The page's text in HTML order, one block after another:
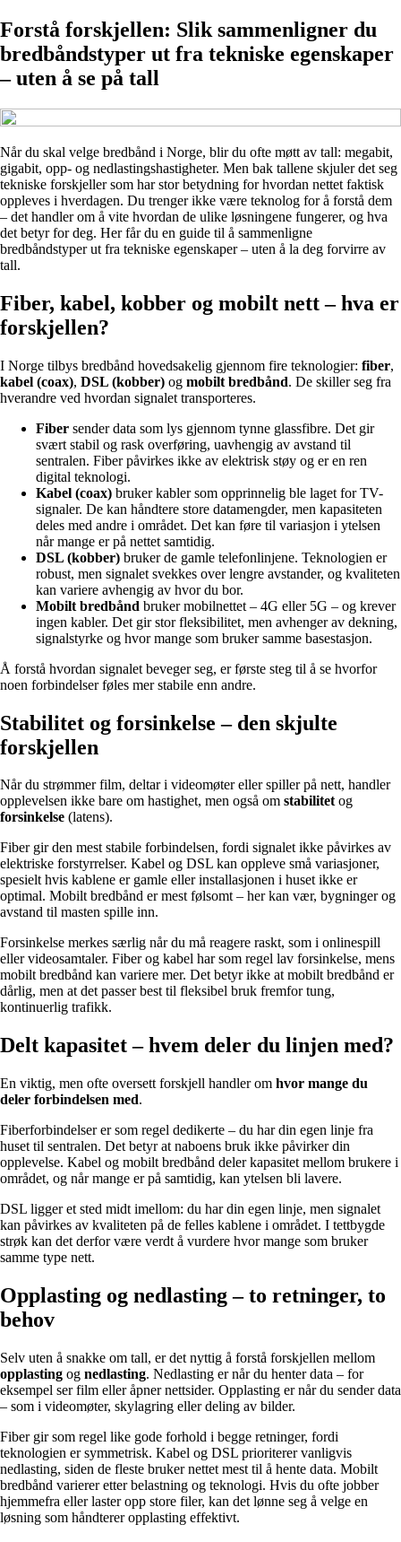
Forstå forskjellen: Slik sammenligner du
bredbåndstyper ut fra tekniske egenskaper
– uten å se på tall
Når du skal velge bredbånd i Norge, blir du ofte møtt av tall: megabit,
gigabit, opp- og nedlastingshastigheter. Men bak tallene skjuler det seg
tekniske forskjeller som har stor betydning for hvordan nettet faktisk
oppleves i hverdagen. Du trenger ikke være teknolog for å forstå dem
– det handler om å vite hvordan de ulike løsningene fungerer, og hva
det betyr for deg. Her får du en guide til å sammenligne
bredbåndstyper ut fra tekniske egenskaper – uten å la deg forvirre av
tall.
Fiber, kabel, kobber og mobilt nett – hva er
forskjellen?
I Norge tilbys bredbånd hovedsakelig gjennom fire teknologier: fiber,
kabel (coax), DSL (kobber) og mobilt bredbånd. De skiller seg fra
hverandre ved hvordan signalet transporteres.
Fiber sender data som lys gjennom tynne glassfibre. Det gir
svært stabil og rask overføring, uavhengig av avstand til
sentralen. Fiber påvirkes ikke av elektrisk støy og er en ren
digital teknologi.
Kabel (coax) bruker kabler som opprinnelig ble laget for TV-
signaler. De kan håndtere store datamengder, men kapasiteten
deles med andre i området. Det kan føre til variasjon i ytelsen
når mange er på nettet samtidig.
DSL (kobber) bruker de gamle telefonlinjene. Teknologien er
robust, men signalet svekkes over lengre avstander, og kvaliteten
kan variere avhengig av hvor du bor.
Mobilt bredbånd bruker mobilnettet – 4G eller 5G – og krever
ingen kabler. Det gir stor fleksibilitet, men avhenger av dekning,
signalstyrke og hvor mange som bruker samme basestasjon.
Å forstå hvordan signalet beveger seg, er første steg til å se hvorfor
noen forbindelser føles mer stabile enn andre.
Stabilitet og forsinkelse – den skjulte
forskjellen
Når du strømmer film, deltar i videomøter eller spiller på nett, handler
opplevelsen ikke bare om hastighet, men også om stabilitetog
forsinkelse (latens).
Fiber gir den mest stabile forbindelsen, fordi signalet ikke påvirkes av
elektriske forstyrrelser. Kabel og DSL kan oppleve små variasjoner,
spesielt hvis kablene er gamle eller installasjonen i huset ikke er
optimal. Mobilt bredbånd er mest følsomt – her kan vær, bygninger og
avstand til masten spille inn.
Forsinkelse merkes særlig når du må reagere raskt, som i onlinespill
eller videosamtaler. Fiber og kabel har som regel lav forsinkelse, mens
mobilt bredbånd kan variere mer. Det betyr ikke at mobilt bredbånd er
dårlig, men at det passer best til fleksibel bruk fremfor tung,
kontinuerlig trafikk.
Delt kapasitet – hvem deler du linjen med?
En viktig, men ofte oversett forskjell handler om hvor mange du
deler forbindelsen med.
Fiberforbindelser er som regel dedikerte – du har din egen linje fra
huset til sentralen. Det betyr at naboens bruk ikke påvirker din
opplevelse. Kabel og mobilt bredbånd deler kapasitet mellom brukere i
området, og når mange er på samtidig, kan ytelsen bli lavere.
DSL ligger et sted midt imellom: du har din egen linje, men signalet
kan påvirkes av kvaliteten på de felles kablene i området. I tettbygde
strøk kan det derfor være verdt å vurdere hvor mange som bruker
samme type nett.
Opplasting og nedlasting – to retninger, to
behov
Selv uten å snakke om tall, er det nyttig å forstå forskjellen mellom
opplasting og nedlasting. Nedlasting er når du henter data – for
eksempel ser film eller åpner nettsider. Opplasting er når du sender data
– som i videomøter, skylagring eller deling av bilder.
Fiber gir som regel like gode forhold i begge retninger, fordi
teknologien er symmetrisk. Kabel og DSL prioriterer vanligvis
nedlasting, siden de fleste bruker nettet mest til å hente data. Mobilt
bredbånd varierer etter belastning og teknologi. Hvis du ofte jobber
hjemmefra eller laster opp store filer, kan det lønne seg å velge en
løsning som håndterer opplasting effektivt.